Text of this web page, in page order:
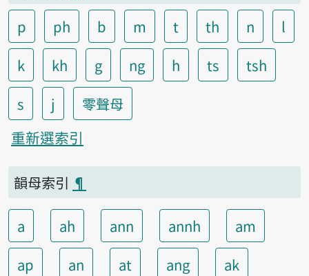
p
ph b m t th n
l
k
kh g ng h ts
tsh
s
j
零聲母
重新選索引
韻母索引 ¶
a ah ann annh
am
ap
an at ang ak